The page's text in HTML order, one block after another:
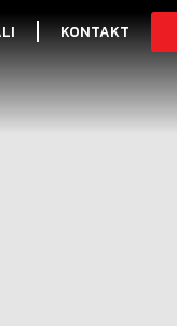
KONTAKT